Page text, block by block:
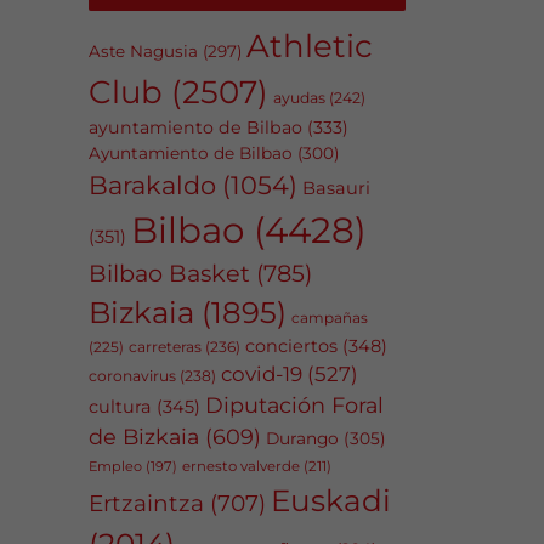
Aste Nagusia (297) Athletic
Club (2507) ayudas (242)
ayuntamiento de Bilbao (333)
Ayuntamiento de Bilbao (300)
Barakaldo (1054) Basauri
(351) Bilbao (4428)
Bilbao Basket (785)
Bizkaia (1895) campañas
(225) carreteras (236) conciertos (348)
coronavirus (238) covid-19 (527)
cultura (345) Diputación Foral
de Bizkaia (609) Durango (305)
Empleo (197) ernesto valverde (211)
Ertzaintza (707) Euskadi